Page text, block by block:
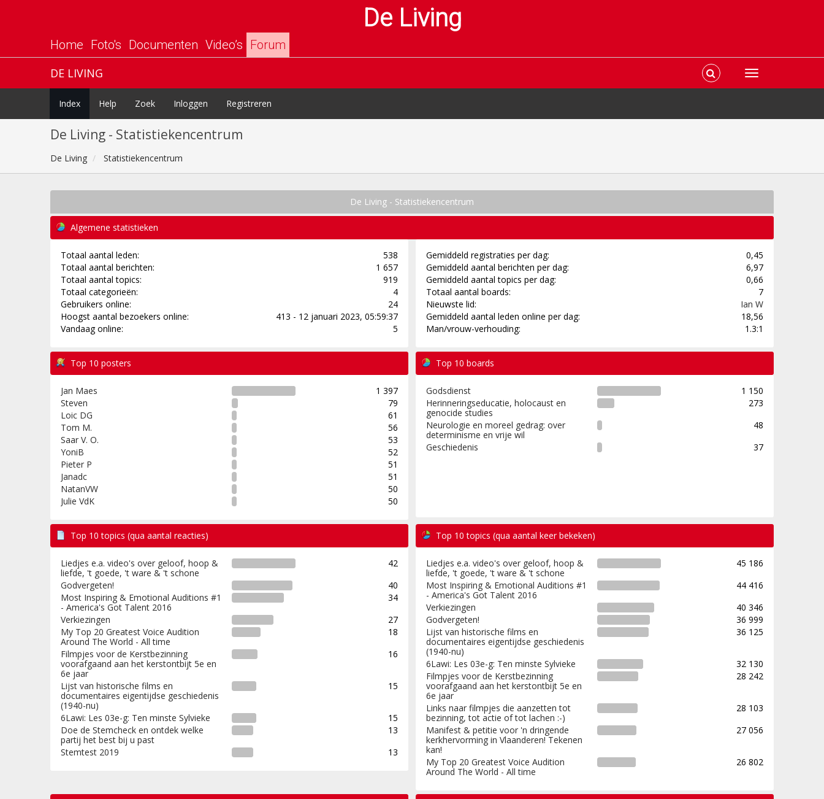
De Living
Home Foto's Documenten Video’s Forum
DE LIVING
Index Help Zoek Inloggen Registreren
De Living - Statistiekencentrum
De Living Statistiekencentrum
De Living - Statistiekencentrum
Algemene statistieken
Totaal aantal leden:
538
Totaal aantal berichten:
1 657
Totaal aantal topics:
919
Totaal categorieën:
4
Gebruikers online:
24
Hoogst aantal bezoekers online:
413 - 12 januari 2023, 05:59:37
Vandaag online:
5
Gemiddeld registraties per dag:
0,45
Gemiddeld aantal berichten per dag:
6,97
Gemiddeld aantal topics per dag:
0,66
Totaal aantal boards:
7
Nieuwste lid:
Ian W
Gemiddeld aantal leden online per dag:
18,56
Man/vrouw-verhouding:
1.3:1
Top 10 posters
Jan Maes
1 397
Steven
79
Loic DG
61
Tom M.
56
Saar V. O.
53
YoniB
52
Pieter P
51
Janadc
51
NatanVW
50
Julie VdK
50
Top 10 boards
Godsdienst
1 150
Herinneringseducatie, holocaust en
genocide studies
273
Neurologie en moreel gedrag: over
determinisme en vrije wil
48
Geschiedenis
37
Top 10 topics (qua aantal reacties)
Liedjes e.a. video's over geloof, hoop &
liefde, 't goede, 't ware & 't schone
42
Godvergeten!
40
Most Inspiring & Emotional Auditions #1
- America's Got Talent 2016
34
Verkiezingen
27
My Top 20 Greatest Voice Audition
Around The World - All time
18
Filmpjes voor de Kerstbezinning
voorafgaand aan het kerstontbijt 5e en
6e jaar
16
Lijst van historische films en
documentaires eigentijdse geschiedenis
(1940-nu)
15
6Lawi: Les 03e-g: Ten minste Sylvieke
15
Doe de Stemcheck en ontdek welke
partij het best bij u past
13
Stemtest 2019
13
Top 10 topics (qua aantal keer bekeken)
Liedjes e.a. video's over geloof, hoop &
liefde, 't goede, 't ware & 't schone
45 186
Most Inspiring & Emotional Auditions #1
- America's Got Talent 2016
44 416
Verkiezingen
40 346
Godvergeten!
36 999
Lijst van historische films en
documentaires eigentijdse geschiedenis
(1940-nu)
36 125
6Lawi: Les 03e-g: Ten minste Sylvieke
32 130
Filmpjes voor de Kerstbezinning
voorafgaand aan het kerstontbijt 5e en
6e jaar
28 242
Links naar filmpjes die aanzetten tot
bezinning, tot actie of tot lachen :-)
28 103
Manifest & petitie voor 'n dringende
kerkhervorming in Vlaanderen! Tekenen
kan!
27 056
My Top 20 Greatest Voice Audition
Around The World - All time
26 802